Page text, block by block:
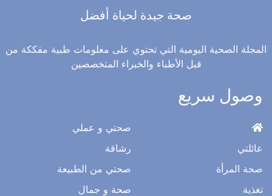
صحة جيدة لحياة أفضل
المجلة الصحية اليومية التي تحتوي على معلومات طبية مفككة من
قبل الأطباء والخبراء المتخصصين
وصول سريع
عائلتي
صحة المرأة
تغذية
صحتي و عملي
رشاقة
صحتي من الطبيعة
صحة و جمال